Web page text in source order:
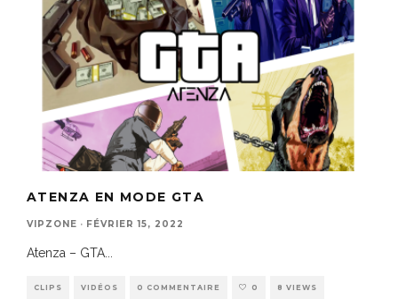
ATENZA EN MODE GTA
VIPZONE · FÉVRIER 15, 2022
Atenza – GTA
CLIPS VIDÉOS 0 COMMENTAIRE 0 8 VIEWS